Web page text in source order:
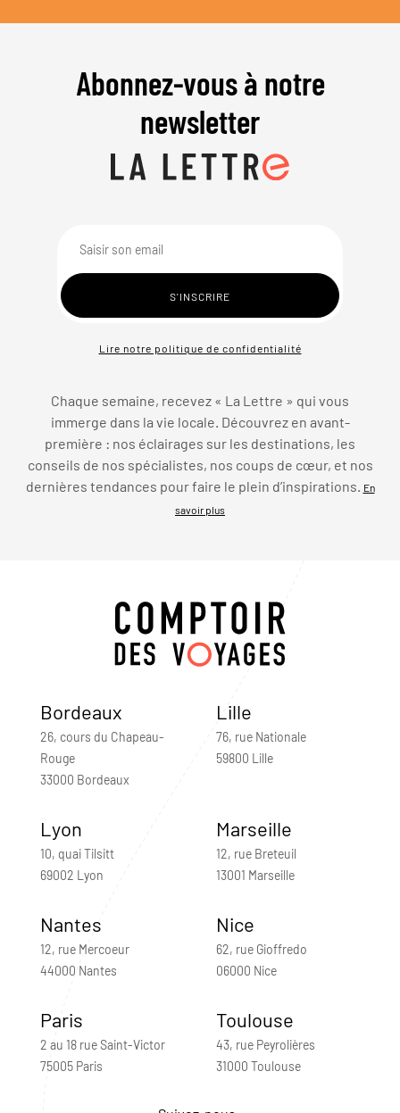
Abonnez-vous à notre
newsletter
Lire notre politique de confidentialité
Chaque semaine, recevez « La Lettre » qui vous
immerge dans la vie locale. Découvrez en avant-
première : nos éclairages sur les destinations, les
conseils de nos spécialistes, nos coups de cœur, et nos
dernières tendances pour faire le plein d’inspirations.
En
savoir plus
Bordeaux
26, cours du Chapeau-
Rouge
33000 Bordeaux
Lille
76, rue Nationale
59800 Lille
Lyon
10, quai Tilsitt
69002 Lyon
Marseille
12, rue Breteuil
13001 Marseille
Nantes
12, rue Mercoeur
44000 Nantes
Nice
62, rue Gioffredo
06000 Nice
Paris
2 au 18 rue Saint-Victor
75005 Paris
Toulouse
43, rue Peyrolières
31000 Toulouse